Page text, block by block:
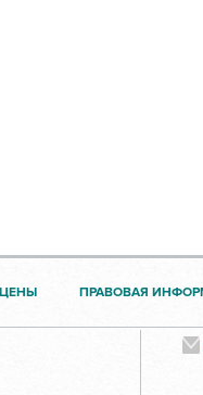
ПРАВОВАЯ